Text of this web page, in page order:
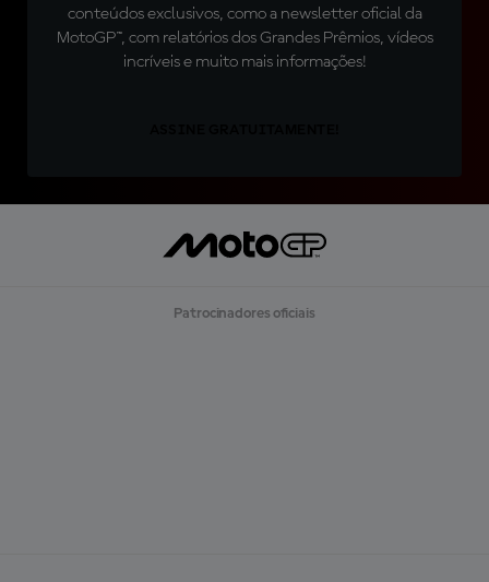
conteúdos exclusivos, como a newsletter oficial da
MotoGP™, com relatórios dos Grandes Prêmios, vídeos
incríveis e muito mais informações!
Patrocinadores oficiais